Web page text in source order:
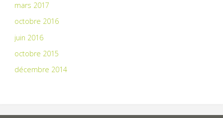
mars 2017
octobre 2016
juin 2016
octobre 2015
décembre 2014